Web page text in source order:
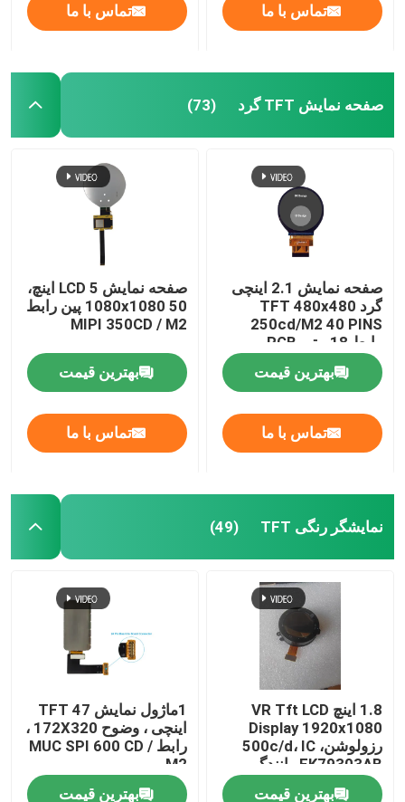
صفحه اصلی
محصولات
فیلم های
نمایش واقعیت مجازی
تور کارخانه
کنترل کیفیت
با ما تماس بگیرید
درخواست نقل قول
نمایشگر LCD TFT
تماس با ما تماس با ما
صفحه نمایش TFT گرد (73)
صفحه نمایش 2.1 اینچی
گرد TFT 480x480
250cd/M2 40 PINS
رابط 18 بیتی RGB
بهترین قیمت
تماس با ما
صفحه نمایش LCD 5 اینچ،
1080x1080 50 پین رابط
MIPI 350CD / M2
بهترین قیمت
تماس با ما
نمایشگر رنگی TFT (49)
1.8 اینچ VR Tft LCD
Display 1920x1080
رزولوشن، 500c/d، IC
EK79303AB رانندگی
بهترین قیمت
1ماژول نمایش TFT 47
اینچی ، وضوح 172X320 ،
رابط MUC SPI 600 CD /
M2
بهترین قیمت